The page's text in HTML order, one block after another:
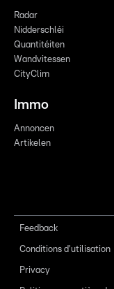
Radar
Nidderschléi
Quantitéiten
Wandvitessen
CityClim
Immo
Annoncen
Artikelen
Feedback
Conditions d'utilisation
Privacy